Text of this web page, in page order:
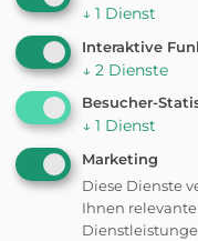
Um diesem
Dienst
dauerhaft
zustimmen zu
können, müssen
Sie
Mapbox in
denCookie-
Einstellungen
zustimmen.
↓ 1 Dienst
Interaktive
↓ 2 Dienste
Besucher-
↓ 1 Dienst
Marketing
Diese Dienste
Ihnen